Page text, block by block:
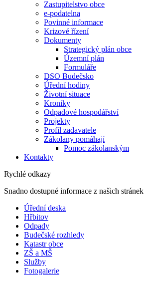
Zastupitelstvo obce
e-podatelna
Povinné informace
Krizové řízení
Dokumenty
Strategický plán obce
Územní plán
Formuláře
DSO Budečsko
Úřední hodiny
Životní situace
Kroniky
Odpadové hospodářství
Projekty
Profil zadavatele
Zákolany pomáhají
Pomoc zákolanským
Kontakty
Rychlé odkazy
Snadno dostupné informace z našich stránek
Úřední deska
Hřbitov
Odpady
Budečské rozhledy
Katastr obce
ZŠ a MŠ
Služby
Fotogalerie